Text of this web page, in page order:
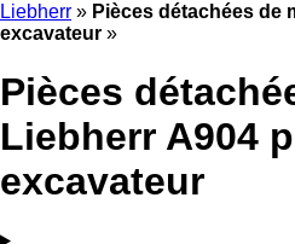
Liebherr » Pièces détachées de
excavateur »
Pièces
Liebherr A904
excavateur